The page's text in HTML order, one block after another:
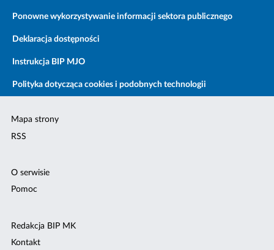
Ponowne wykorzystywanie informacji sektora publicznego
Deklaracja dostępności
Instrukcja BIP MJO
Polityka dotycząca cookies i podobnych technologii
Mapa strony
RSS
O serwisie
Pomoc
Redakcja BIP MK
Kontakt